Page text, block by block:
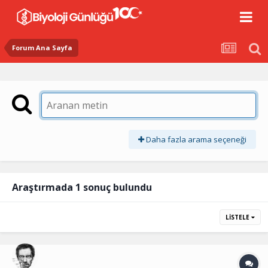
Forum Ana Sayfa
Daha fazla arama seçeneği
Araştırmada 1 sonuç bulundu
LISTELE